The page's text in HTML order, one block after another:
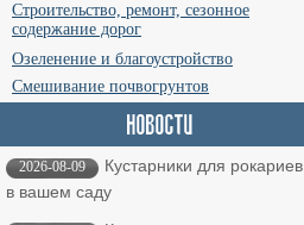
Строительство, ремонт, сезонное
содержание дорог
Озеленение и благоустройство
Смешивание почвогрунтов
2026-08-09
Кустарники для рокариев
в вашем саду